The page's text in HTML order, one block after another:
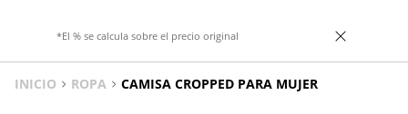
*El % se calcula sobre el precio original
INICIO ROPA CAMISA CROPPED PARA MUJER